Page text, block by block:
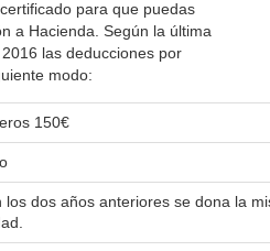
para que puedas
a Hacienda. Según la última
las deducciones por
modo:
150€
los dos años anteriores se dona la